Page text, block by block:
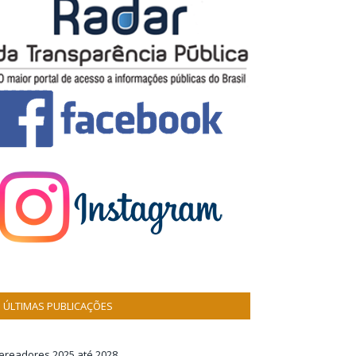
ÚLTIMAS PUBLICAÇÕES